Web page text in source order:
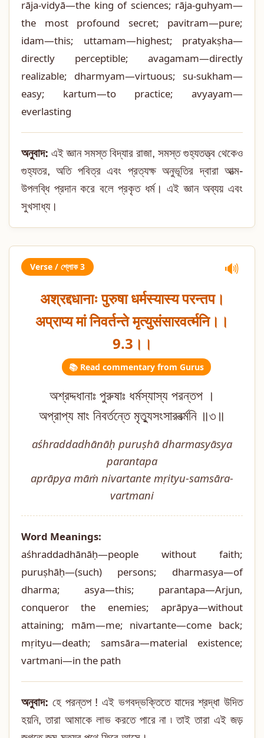
rāja-vidyā—the king of sciences; rāja-guhyam—
the most profound secret; pavitram—pure;
idam—this; uttamam—highest; pratyakṣha—
directly perceptible; avagamam—directly
realizable; dharmyam—virtuous; su-sukham—
easy; kartum—to practice; avyayam—
everlasting
অনুবাদ: এই জ্ঞান সমস্ত বিদ্যার রাজা, সমস্ত গুহ্যতত্ত্ব থেকেও
গুহ্যতর, অতি পবিত্র এবং প্রত্যক্ষ অনুভূতির দ্বারা আত্ম-
উপলব্ধি প্রদান করে বলে প্রকৃত ধর্ম। এই জ্ঞান অব্যয় এবং
সুখসাধ্য।
Verse / শ্লোক 3 🔊
अश्रद्दधानाः पुरुषा धर्मस्यास्य परन्तप।
अप्राप्य मां निवर्तन्ते मृत्युसंसारवर्त्मनि।।
9.3।।
📚 Read commentary from Gurus
অশ্রদ্দধানাঃ পুরুষাঃ ধর্মস্যাস্য পরন্তপ ।
অপ্রাপ্য মাং নিবর্তন্তে মৃত্যুসংসারবর্ত্মনি ॥৩॥
aśhraddadhānāḥ puruṣhā dharmasyāsya
parantapa
aprāpya māṁ nivartante mṛityu-samsāra-
vartmani
Word Meanings:
aśhraddadhānāḥ—people without faith;
puruṣhāḥ—(such) persons; dharmasya—of
dharma; asya—this; parantapa—Arjun,
conqueror the enemies; aprāpya—without
attaining; mām—me; nivartante—come back;
mṛityu—death; samsāra—material existence;
vartmani—in the path
অনুবাদ: হে পরন্তপ ! এই ভগবদ্ভক্তিতে যাদের শ্রদ্ধা উদিত
হয়নি, তারা আমাকে লাভ করতে পারে না ৷ তাই তারা এই জড়